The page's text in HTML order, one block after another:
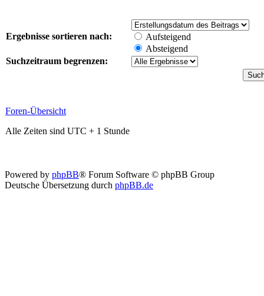
Ergebnisse sortieren nach:
Aufsteigend
Absteigend
Suchzeitraum begrenzen:
Foren-Übersicht
Alle Zeiten sind UTC + 1 Stunde
Powered by phpBB® Forum Software © phpBB Group
Deutsche Übersetzung durch phpBB.de